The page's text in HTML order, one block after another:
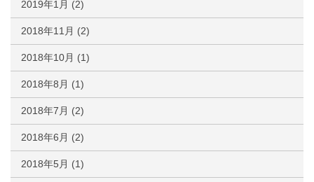
2019年1月 (2)
2018年11月 (2)
2018年10月 (1)
2018年8月 (1)
2018年7月 (2)
2018年6月 (2)
2018年5月 (1)